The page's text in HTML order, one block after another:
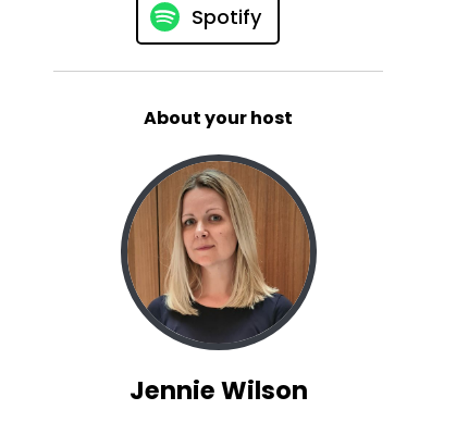
Spotify
About your host
Jennie Wilson